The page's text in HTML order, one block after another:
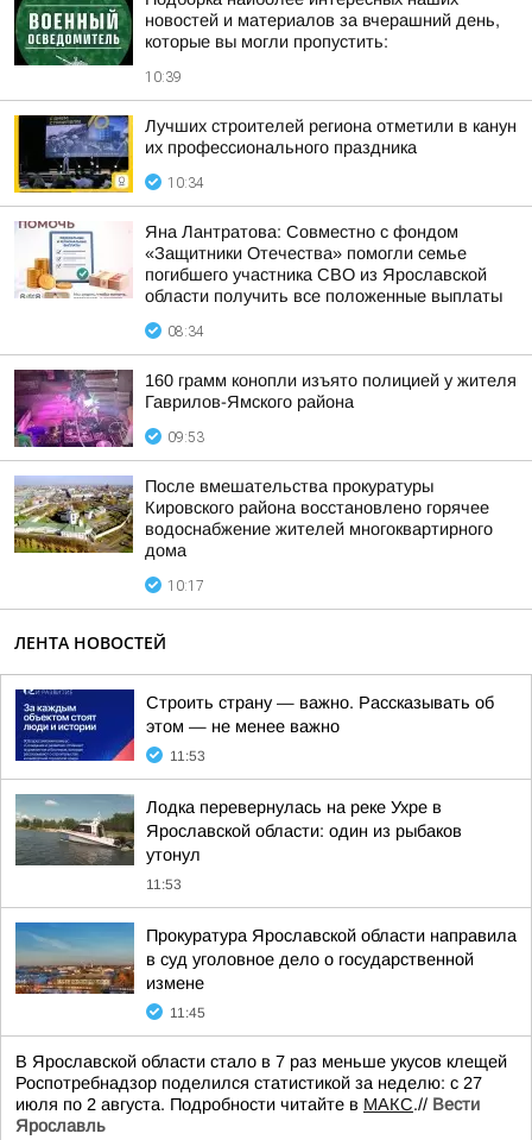
новостей и материалов за вчерашний день,
которые вы могли пропустить:
10:39
Лучших строителей региона отметили в канун
их профессионального праздника
10:34
Яна Лантратова: Совместно с фондом
«Защитники Отечества» помогли семье
погибшего участника СВО из Ярославской
области получить все положенные выплаты
08:34
160 грамм конопли изъято полицией у жителя
Гаврилов-Ямского района
09:53
После вмешательства прокуратуры
Кировского района восстановлено горячее
водоснабжение жителей многоквартирного
дома
10:17
ЛЕНТА НОВОСТЕЙ
Строить страну — важно. Рассказывать об
этом — не менее важно
11:53
Лодка перевернулась на реке Ухре в
Ярославской области: один из рыбаков
утонул
11:53
Прокуратура Ярославской области направила
в суд уголовное дело о государственной
измене
11:45
В Ярославской области стало в 7 раз меньше укусов клещей
Роспотребнадзор поделился статистикой за неделю: с 27
июля по 2 августа. Подробности читайте в МАКС.// Вести
Ярославль